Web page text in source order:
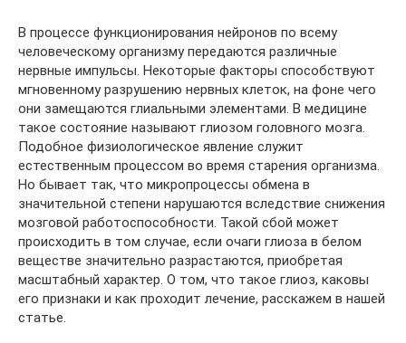
В процессе функционирования нейронов по всему
человеческому организму передаются различные
нервные импульсы. Некоторые факторы способствуют
мгновенному разрушению нервных клеток, на фоне чего
они замещаются глиальными элементами. В медицине
такое состояние называют глиозом головного мозга.
Подобное физиологическое явление служит
естественным процессом во время старения организма.
Но бывает так, что микропроцессы обмена в
значительной степени нарушаются вследствие снижения
мозговой работоспособности. Такой сбой может
происходить в том случае, если очаги глиоза в белом
веществе значительно разрастаются, приобретая
масштабный характер. О том, что такое глиоз, каковы
его признаки и как проходит лечение, расскажем в нашей
статье.